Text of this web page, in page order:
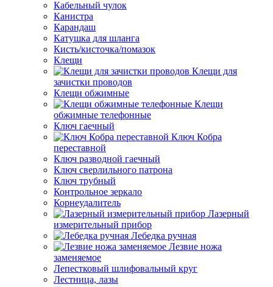
Кабельный чулок
Канистра
Карандаш
Катушка для шланга
Кисть/кисточка/помазок
Клещи
Клещи для
зачистки проводов
Клещи обжимные
Клещи
обжимные телефонные
Ключ гаечный
Ключ Кобра
переставной
Ключ разводной гаечный
Ключ сверлильного патрона
Ключ трубный
Контрольное зеркало
Корнеудалитель
Лазерный
измерительный прибор
Лебедка ручная
Лезвие ножа
заменяемое
Лепестковый шлифовальный круг
Лестница, лазы